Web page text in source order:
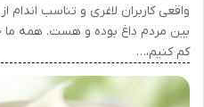
واقعی کاربران لاغری و تناسب
بین مردم داغ بوده و هست. همه ما
کم کنیم،…